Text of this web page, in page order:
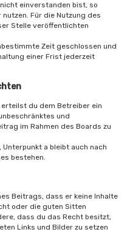
einverstanden bist, so
Für die Nutzung des
Stelle veröffentlichten
Zeit geschlossen und
einer Frist jederzeit
du dem Betreiber ein
und
im Rahmen des Boards zu
a bleibt auch nach
bestehen.
Beitrags, dass er keine Inhalte
oder die guten Sitten
dass du das Recht besitzt,
Links und Bilder zu setzen